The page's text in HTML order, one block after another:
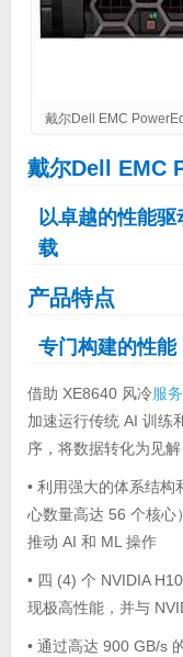
戴尔Dell EMC
戴尔Dell EMC
以卓越的性能
载
产品特点
专门构建的性能
借助 XE8640 风冷服
加速运行传统 AI 训练
序，将数据转化为见
• 利用强大的体系结
心数量高达 56 个核心
推动 AI 和 ML 操作
• 四 (4) 个 NVIDIA
现极高性能，并与
• 通过高达 900 GB/s